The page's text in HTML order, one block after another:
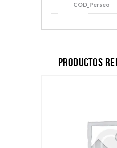
COD_Perseo
Productos